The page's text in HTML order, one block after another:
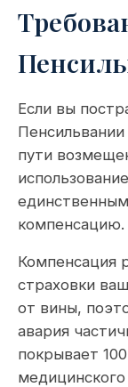
Если вы
пути
компенсацию.
Компенсация
страховки
от вины,
авария
покрывает